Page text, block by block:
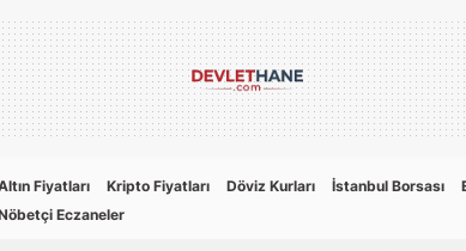
Fiyatları Kripto Fiyatları Döviz Kurları İstanbul Borsası
Eczaneler